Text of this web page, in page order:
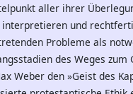
aller ihrer
interpretieren und
Probleme als
des Weges zum
Weber den »Geist des